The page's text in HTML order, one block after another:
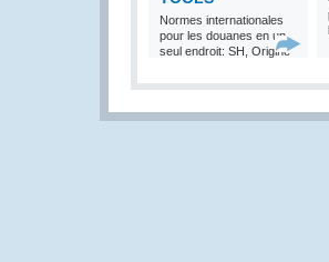
Normes internationales
pour les douanes en un
seul endroit: SH, Origine